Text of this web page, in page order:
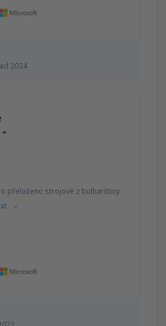
2024
přeloženo strojově z bulharštiny .